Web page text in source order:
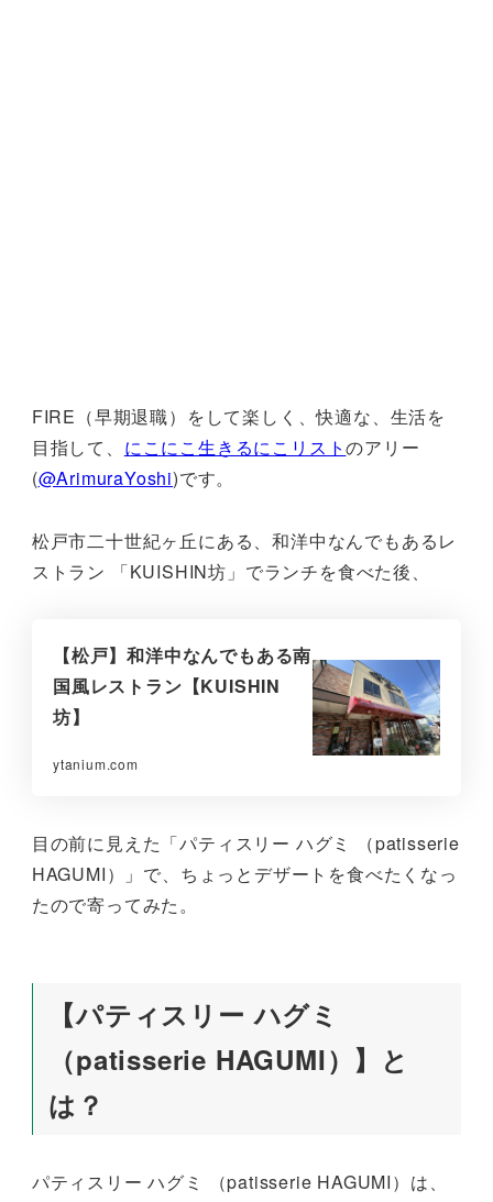
FIRE（早期退職）をして楽しく、快適な、生活を
目指して、 にこにこ生きるにこリストのアリー
(@ArimuraYoshi)です。
松戸市二十世紀ヶ丘にある、和洋中なんでもあるレ
ストラン 「KUISHIN坊」でランチを食べた後、
【松戸】和洋中なんでもある南
国風レストラン【KUISHIN
坊】
ytanium.com
目の前に見えた「パティスリー ハグミ （patisserie
HAGUMI）」で、ちょっとデザートを食べたくなっ
たので寄ってみた。
【パティスリー ハグミ
（patisserie HAGUMI）】と
は？
パティスリー ハグミ （patisserie HAGUMI）は、